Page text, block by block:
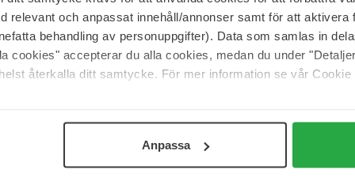
relevant och anpassat innehåll/annonser samt för att aktivera
behandling av personuppgifter). Data som samlas in
cookies" accepterar du alla cookies, medan du under
återkalla ditt samtycke. För mer information se vår
Anpassa
Texturizing & Flexible Styling
R+Co
Balloon Dry Volume Spray
176 ml
Pagina 1 van 18 Volgende